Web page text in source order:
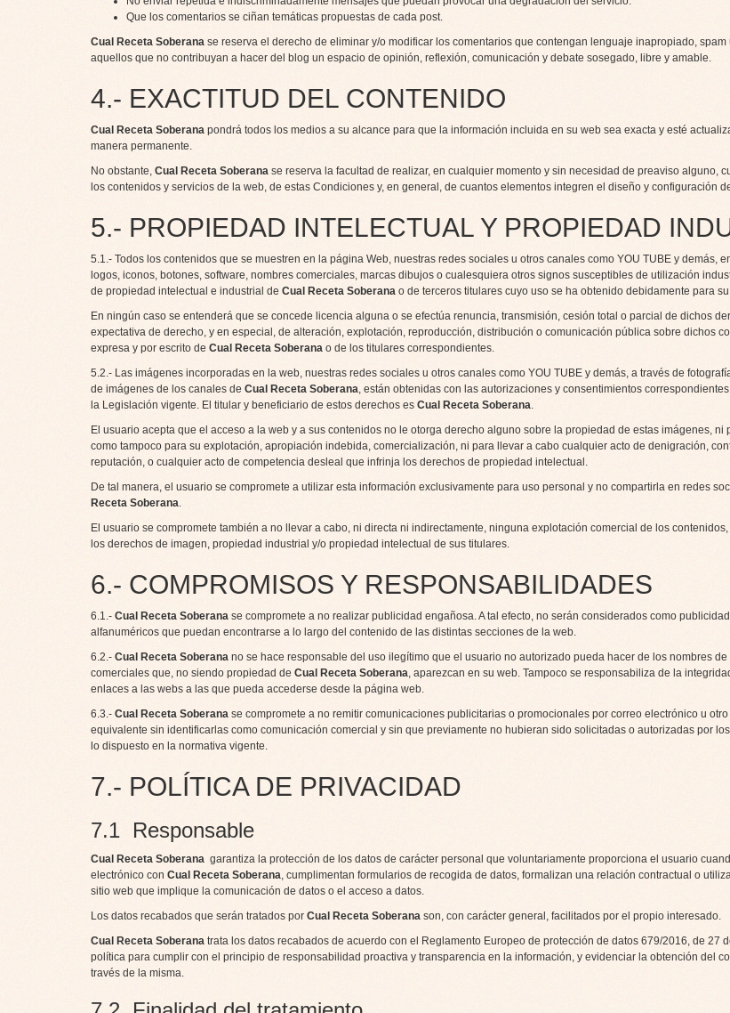
Que los comentarios se ciñan temáticas propuestas de cada post.
Cual Receta Soberana se reserva el derecho de eliminar y/o modificar los comentarios que contengan lenguaje inapropiado,
aquellos que no contribuyan a hacer del blog un espacio de opinión, reflexión, comunicación y debate sosegado, libre y amable.
4.- EXACTITUD DEL CONTENIDO
Cual Receta Soberana pondrá todos los medios a su alcance para que la información incluida en su web sea exacta y esté
manera permanente.
No obstante, Cual Receta Soberana se reserva la facultad de realizar, en cualquier momento y sin necesidad de preaviso alguno,
los contenidos y servicios de la web, de estas Condiciones y, en general, de cuantos elementos integren el diseño y configuración
5.- PROPIEDAD INTELECTUAL Y PROPIEDAD
5.1.- Todos los contenidos que se muestren en la página Web, nuestras redes sociales u otros canales como YOU TUBE y demás,
logos, iconos, botones, software, nombres comerciales, marcas dibujos o cualesquiera otros signos susceptibles de utilización
de propiedad intelectual e industrial de Cual Receta Soberana o de terceros titulares cuyo uso se ha obtenido debidamente para
En ningún caso se entenderá que se concede licencia alguna o se efectúa renuncia, transmisión, cesión total o parcial de dichos
expectativa de derecho, y en especial, de alteración, explotación, reproducción, distribución o comunicación pública sobre dichos
expresa y por escrito de Cual Receta Soberana o de los titulares correspondientes.
5.2.- Las imágenes incorporadas en la web, nuestras redes sociales u otros canales como YOU TUBE y demás, a través de
de imágenes de los canales de Cual Receta Soberana, están obtenidas con las autorizaciones y consentimientos
la Legislación vigente. El titular y beneficiario de estos derechos es Cual Receta Soberana.
El usuario acepta que el acceso a la web y a sus contenidos no le otorga derecho alguno sobre la propiedad de estas imágenes,
como tampoco para su explotación, apropiación indebida, comercialización, ni para llevar a cabo cualquier acto de denigración,
reputación, o cualquier acto de competencia desleal que infrinja los derechos de propiedad intelectual.
De tal manera, el usuario se compromete a utilizar esta información exclusivamente para uso personal y no compartirla en redes
Receta Soberana.
El usuario se compromete también a no llevar a cabo, ni directa ni indirectamente, ninguna explotación comercial de los
los derechos de imagen, propiedad industrial y/o propiedad intelectual de sus titulares.
6.- COMPROMISOS Y RESPONSABILIDADES
6.1.- Cual Receta Soberana se compromete a no realizar publicidad engañosa. A tal efecto, no serán considerados como
alfanuméricos que puedan encontrarse a lo largo del contenido de las distintas secciones de la web.
6.2.- Cual Receta Soberana no se hace responsable del uso ilegítimo que el usuario no autorizado pueda hacer de los nombres
comerciales que, no siendo propiedad de Cual Receta Soberana, aparezcan en su web. Tampoco se responsabiliza de la
enlaces a las webs a las que pueda accederse desde la página web.
6.3.- Cual Receta Soberana se compromete a no remitir comunicaciones publicitarias o promocionales por correo electrónico u
equivalente sin identificarlas como comunicación comercial y sin que previamente no hubieran sido solicitadas o autorizadas por
lo dispuesto en la normativa vigente.
7.- POLÍTICA DE PRIVACIDAD
7.1 Responsable
Cual Receta Soberana garantiza la protección de los datos de carácter personal que voluntariamente proporciona el usuario
electrónico con Cual Receta Soberana, cumplimentan formularios de recogida de datos, formalizan una relación contractual o
sitio web que implique la comunicación de datos o el acceso a datos.
Los datos recabados que serán tratados por Cual Receta Soberana son, con carácter general, facilitados por el propio interesado.
Cual Receta Soberana trata los datos recabados de acuerdo con el Reglamento Europeo de protección de datos 679/2016, de 27
política para cumplir con el principio de responsabilidad proactiva y transparencia en la información, y evidenciar la obtención del
través de la misma.